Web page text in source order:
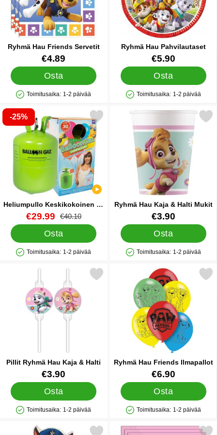
Ryhmä Hau Friends Servetit
Tuote.nro 43075
€4.89
Osta
Saatavuus: Varastossa
Toimitusaika: 1-2 päivää
Ryhmä Hau Pahvilautaset
Tuote.nro 43186
€5.90
Osta
Saatavuus: Varastossa
Toimitusaika: 1-2 päivää
-25%
Heliumpullo Keskikokoinen 30
palloa (20-25 cm)
Tuote.nro 13479
uusi hinta
€29.99 vanha hinta
€40.10
Osta
Saatavuus: Varastossa
Toimitusaika: 1-2 päivää
heliumpullo Keskikokoinen 30 palloa (20-25 cm) suosikiksi
Ryhmä Hau Kaja & Halti Mukit
Tuote.nro 20643
€3.90
Osta
Saatavuus: Varastossa
Toimitusaika: 1-2 päivää
Merkitse ryhmä Hau Kaja
Pillit Ryhmä Hau Kaja & Halti
Tuote.nro 42335
€3.90
Osta
Saatavuus: Varastossa
Toimitusaika: 1-2 päivää
Merkitse pillit Ryhmä Hau Kaja & Halti suosikiksi
Ryhmä Hau Friends Ilmapallot
Tuote.nro 43070
€6.90
Osta
Saatavuus: Varastossa
Toimitusaika: 1-2 päivää
Merkitse ryhmä Hau
Merkitse ryhmä Hau Folioilmapallo Chase suosikiksi
Merkitse ryhmä Hau Kaja &